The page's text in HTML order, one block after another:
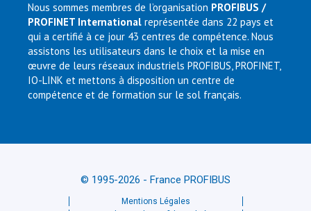
Nous sommes membres de l’organisation PROFIBUS /
PROFINET International représentée dans 22 pays et
qui a certifié à ce jour 43 centres de compétence. Nous
assistons les utilisateurs dans le choix et la mise en
œuvre de leurs réseaux industriels PROFIBUS, PROFINET,
IO-LINK et mettons à disposition un centre de
compétence et de formation sur le sol français.
© 1995-2026 - France PROFIBUS
Mentions Légales